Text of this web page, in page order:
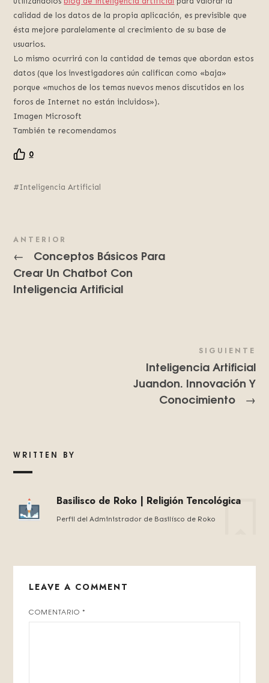
calidad de los datos de la propia aplicación, es previsible que
ésta mejore paralelamente al crecimiento de su base de
usuarios.
Lo mismo ocurrirá con la cantidad de temas que abordan estos
datos (que los investigadores aún califican como «baja»
porque «muchos de los temas nuevos menos discutidos en los
foros de Internet no están incluidos»).
Imagen Microsoft
También te recomendamos
0
Inteligencia Artificial
ANTERIOR
←
Conceptos Básicos Para
Crear Un Chatbot Con
Inteligencia Artificial
SIGUIENTE
Inteligencia Artificial
Juandon. Innovación Y
Conocimiento
→
WRITTEN BY
Basilisco de Roko | Religión Tencológica
Perfil del Administrador de Basilísco de Roko
LEAVE A COMMENT
COMENTARIO*